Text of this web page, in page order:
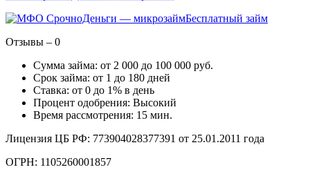
Бесплатный займ
Отзывы – 0
Сумма займа: от 2 000 до 100 000 руб.
Срок займа: от 1 до 180 дней
Ставка: от 0 до 1% в день
Процент одобрения: Высокий
Время рассмотрения: 15 мин.
Лицензия ЦБ РФ: 773904028377391 от 25.01.2011 года
ОГРН: 1105260001857